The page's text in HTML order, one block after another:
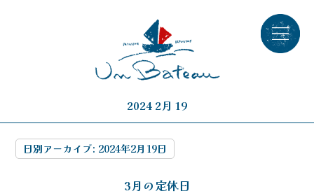
2024 2月 19
日別アーカイブ: 2024年2月19日
3月の定休日